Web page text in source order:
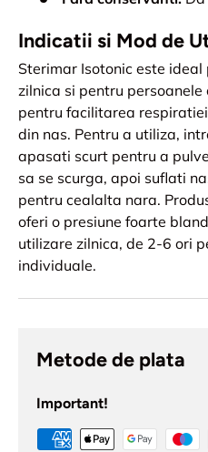
Indicatii si Mod de
Sterimar Isotonic este
zilnica si pentru
pentru facilitarea
din nas. Pentru a utiliza,
apasati scurt pentru a
sa se scurga, apoi suflati
pentru cealalta nara.
oferi o presiune foarte
utilizare zilnica, de 2-6 ori
individuale.
Metode de plata
Important!